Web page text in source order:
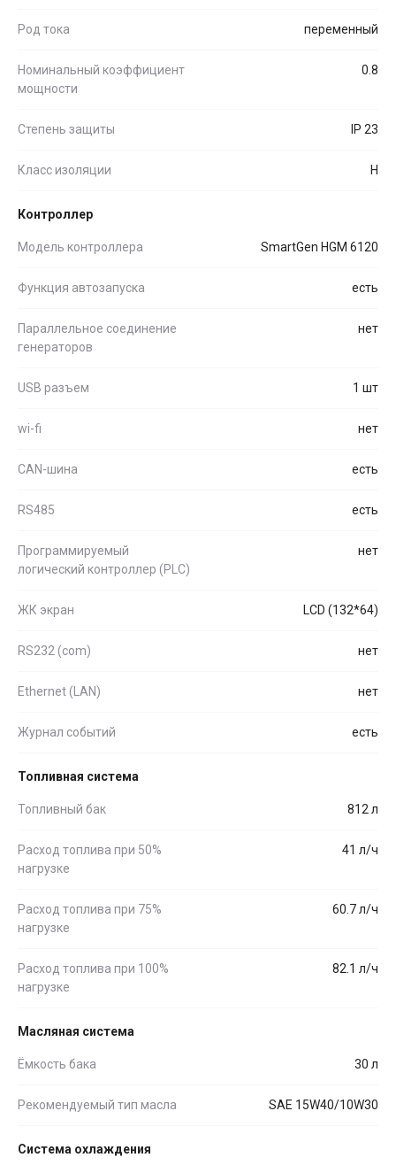
Род тока переменный
Номинальный коэффициент
мощности
0.8
Степень защиты IP 23
Класс изоляции H
Контроллер
Модель контроллера SmartGen HGM 6120
Функция автозапуска есть
Параллельное соединение
генераторов
нет
USB разъем 1 шт
wi-fi нет
CAN-шина есть
RS485 есть
Программируемый
логический контроллер (PLC)
нет
ЖК экран LCD (132*64)
RS232 (com) нет
Ethernet (LAN) нет
Журнал событий есть
Топливная система
Топливный бак 812 л
Расход топлива при 50%
нагрузке
41 л/ч
Расход топлива при 75%
нагрузке
60.7 л/ч
Расход топлива при 100%
нагрузке
82.1 л/ч
Масляная система
Ёмкость бака 30 л
Рекомендуемый тип масла SAE 15W40/10W30
Система охлаждения